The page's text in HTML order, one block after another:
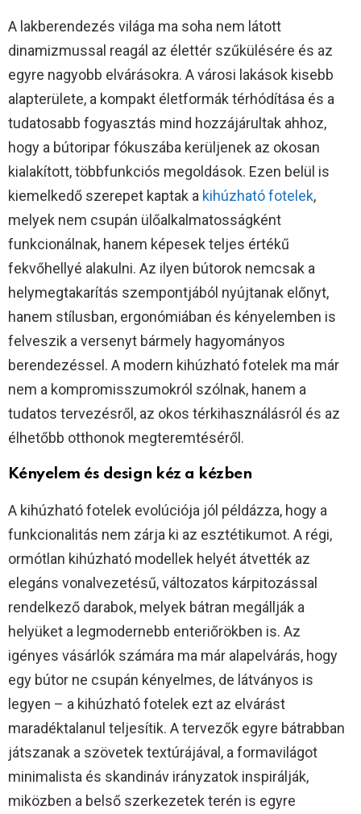
A lakberendezés világa ma soha nem látott
dinamizmussal reagál az élettér szűkülésére és az
egyre nagyobb elvárásokra. A városi lakások kisebb
alapterülete, a kompakt életformák térhódítása és a
tudatosabb fogyasztás mind hozzájárultak ahhoz,
hogy a bútoripar fókuszába kerüljenek az okosan
kialakított, többfunkciós megoldások. Ezen belül is
kiemelkedő szerepet kaptak a kihúzható fotelek,
melyek nem csupán ülőalkalmatosságként
funkcionálnak, hanem képesek teljes értékű
fekvőhellyé alakulni. Az ilyen bútorok nemcsak a
helymegtakarítás szempontjából nyújtanak előnyt,
hanem stílusban, ergonómiában és kényelemben is
felveszik a versenyt bármely hagyományos
berendezéssel. A modern kihúzható fotelek ma már
nem a kompromisszumokról szólnak, hanem a
tudatos tervezésről, az okos térkihasználásról és az
élhetőbb otthonok megteremtéséről.
Kényelem és design kéz a kézben
A kihúzható fotelek evolúciója jól példázza, hogy a
funkcionalitás nem zárja ki az esztétikumot. A régi,
ormótlan kihúzható modellek helyét átvették az
elegáns vonalvezetésű, változatos kárpitozással
rendelkező darabok, melyek bátran megállják a
helyüket a legmodernebb enteriőrökben is. Az
igényes vásárlók számára ma már alapelvárás, hogy
egy bútor ne csupán kényelmes, de látványos is
legyen – a kihúzható fotelek ezt az elvárást
maradéktalanul teljesítik. A tervezők egyre bátrabban
játszanak a szövetek textúrájával, a formavilágot
minimalista és skandináv irányzatok inspirálják,
miközben a belső szerkezetek terén is egyre